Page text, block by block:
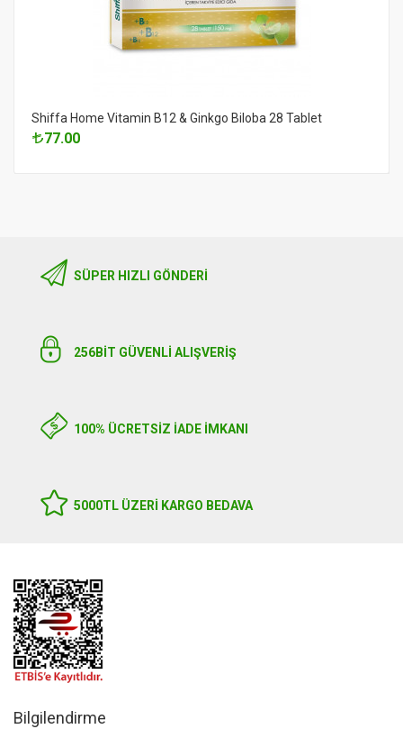
Shiffa Home Vitamin B12 & Ginkgo Biloba 28 Tablet
77.00
SÜPER HIZLI GÖNDERI
256BIT GÜVENLİ ALIŞVERİŞ
100% ÜCRETSİZ İADE İMKANI
5000TL ÜZERI KARGO BEDAVA
Bilgilendirme